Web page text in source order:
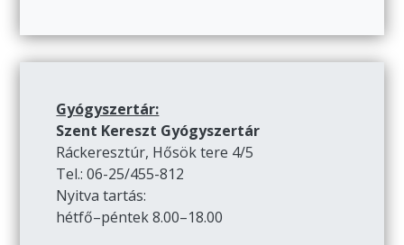
Gyógyszertár:
Szent Kereszt Gyógyszertár
Ráckeresztúr, Hősök tere 4/5
Tel.: 06-25/455-812
Nyitva tartás:
hétfő–péntek 8.00–18.00